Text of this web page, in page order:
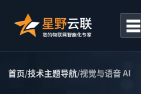
☰
首页/技术主题导航/视觉与语音 AI